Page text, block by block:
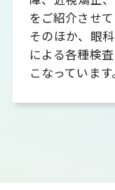
をご紹介させて
そのほか、眼
による各種検
こなっています。